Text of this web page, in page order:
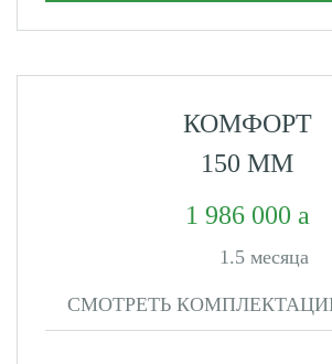
КОМФОРТ
150 ММ
1 986 000
1.5 месяца
СМОТРЕТЬ